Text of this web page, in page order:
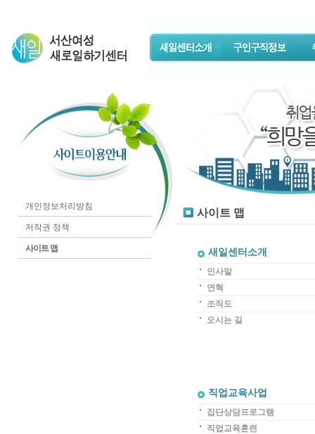
개인정보처리방침
저작권 정책
사이트 맵
사이트 맵
새일센터소개
인사말
연혁
조직도
오시는 길
직업교육사업
집단상담프로그램
직업교육훈련